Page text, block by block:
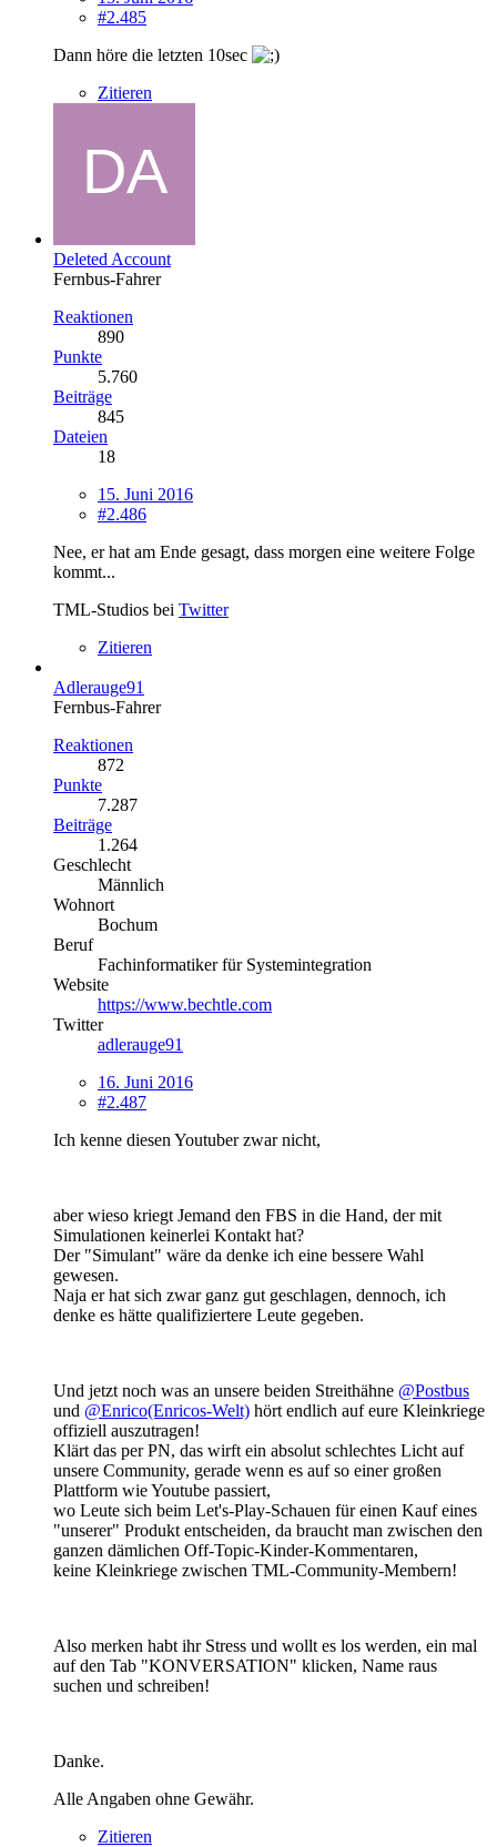
#2.485
Dann höre die letzten 10sec
Zitieren
Deleted Account
Fernbus-Fahrer
Reaktionen
890
Punkte
5.760
Beiträge
845
Dateien
18
15. Juni 2016
#2.486
Nee, er hat am Ende gesagt, dass morgen eine weitere Folge
kommt...
TML-Studios bei Twitter
Zitieren
Adlerauge91
Fernbus-Fahrer
Reaktionen
872
Punkte
7.287
Beiträge
1.264
Geschlecht
Männlich
Wohnort
Bochum
Beruf
Fachinformatiker für Systemintegration
Website
https://www.bechtle.com
Twitter
adlerauge91
16. Juni 2016
#2.487
Ich kenne diesen Youtuber zwar nicht,
aber wieso kriegt Jemand den FBS in die Hand, der mit
Simulationen keinerlei Kontakt hat?
Der "Simulant" wäre da denke ich eine bessere Wahl
gewesen.
Naja er hat sich zwar ganz gut geschlagen, dennoch, ich
denke es hätte qualifiziertere Leute gegeben.
Und jetzt noch was an unsere beiden Streithähne @Postbus
und @Enrico(Enricos-Welt) hört endlich auf eure Kleinkriege
offiziell auszutragen!
Klärt das per PN, das wirft ein absolut schlechtes Licht auf
unsere Community, gerade wenn es auf so einer großen
Plattform wie Youtube passiert,
wo Leute sich beim Let's-Play-Schauen für einen Kauf eines
"unserer" Produkt entscheiden, da braucht man zwischen den
ganzen dämlichen Off-Topic-Kinder-Kommentaren,
keine Kleinkriege zwischen TML-Community-Membern!
Also merken habt ihr Stress und wollt es los werden, ein mal
auf den Tab "KONVERSATION" klicken, Name raus
suchen und schreiben!
Danke.
Alle Angaben ohne Gewähr.
Zitieren